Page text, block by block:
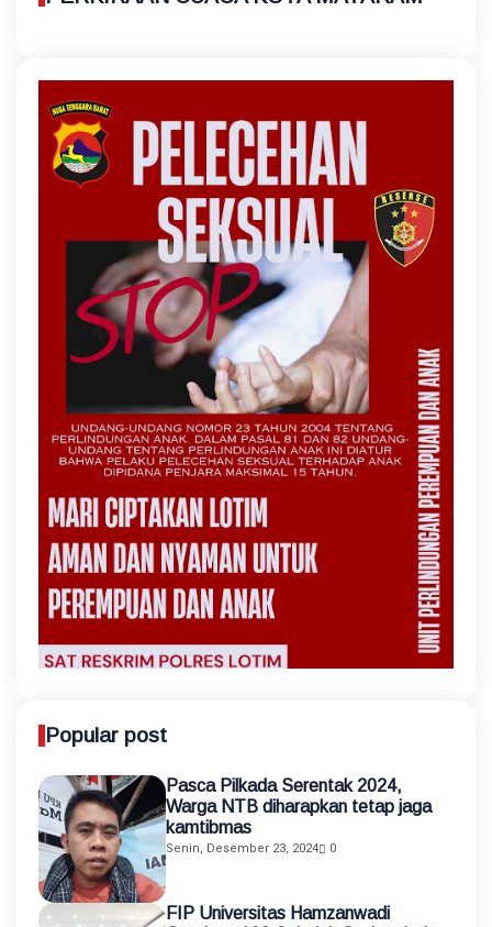
Popular post
Pasca Pilkada Serentak 2024,
Warga NTB diharapkan tetap jaga
kamtibmas
Senin, Desember 23, 2024 0
FIP Universitas Hamzanwadi